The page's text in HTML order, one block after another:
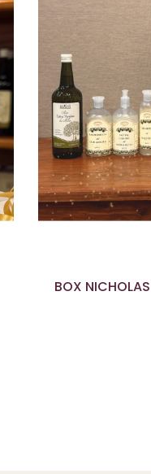
BOX NICHOLAS